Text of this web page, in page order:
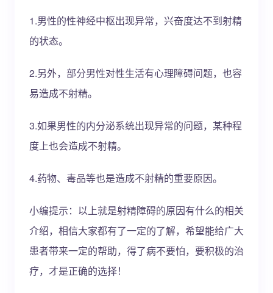
1.男性的性神经中枢出现异常，兴奋度达不到射精
的状态。
2.另外，部分男性对性生活有心理障碍问题，也容
易造成不射精。
3.如果男性的内分泌系统出现异常的问题，某种程
度上也会造成不射精。
4.药物、毒品等也是造成不射精的重要原因。
小编提示：以上就是射精障碍的原因有什么的相关
介绍，相信大家都有了一定的了解，希望能给广大
患者带来一定的帮助，得了病不要怕，要积极的治
疗，才是正确的选择！